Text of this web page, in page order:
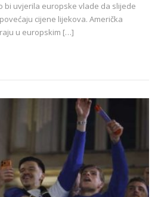
bi uvjerila europske vlade da slijede
cijene lijekova. Američka
u europskim […]